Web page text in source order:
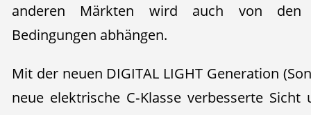
anderen Märkten wird auch von den
Bedingungen abhängen.
Mit der neuen DIGITAL LIGHT Generation
neue elektrische C‑Klasse verbesserte